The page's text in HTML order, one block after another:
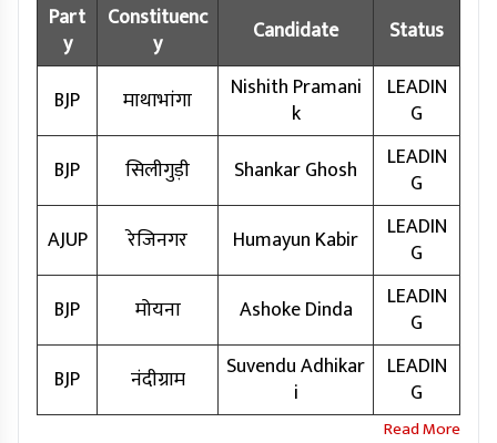
Part
y
Constituenc
y
Candidate Status
BJP माथाभांगा
Nishith Pramani
k
LEADIN
G
BJP
सिलीगुड़ी Shankar Ghosh
LEADIN
G
AJUP
रेजिनगर Humayun Kabir
LEADIN
G
BJP
मोयना Ashoke Dinda
LEADIN
G
BJP
नंदीग्राम
Suvendu Adhikar
i
LEADIN
G